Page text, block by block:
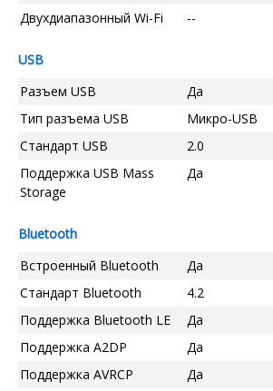
Двухдиапазонный Wi-Fi
--
USB
Разъем USB
Да
Тип разъема USB
Микро-USB
Стандарт USB
2.0
Поддержка USB Mass
Storage
Да
Bluetooth
Встроенный Bluetooth
Да
Стандарт Bluetooth
4.2
Поддержка Bluetooth LE
Да
Поддержка A2DP
Да
Поддержка AVRCP
Да